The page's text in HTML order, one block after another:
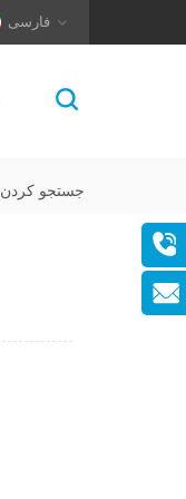
فارسی
جستجو کردن